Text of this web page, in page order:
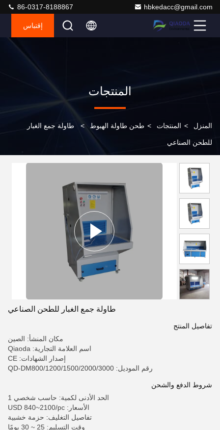
hbkedacc@gmail.com
86-0317-8188867
إقتباس
المنتجات
المنزل > المنتجات > طحن طاولة الهبوط > طاولة جمع الغبار
للطحن الصناعي
طاولة جمع الغبار للطحن الصناعي
تفاصيل المنتج
مكان المنشأ: الصين
اسم العلامة التجارية: Qiaoda
إصدار الشهادات: CE
رقم الموديل: QD-DM800/1200/1500/2000/3000
شروط الدفع والشحن
الحد الأدنى لكمية: حاسب شخصي 1
الأسعار: USD 840~2100/pc
تفاصيل التغليف: حزمة خشبية
وقت التسليم: 25 ~ 30 يومًا